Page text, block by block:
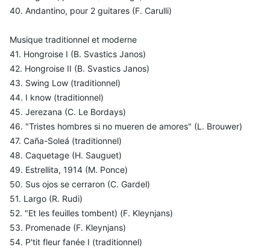
40. Andantino, pour 2 guitares (F. Carulli)
Musique traditionnel et moderne
41. Hongroise I (B. Svastics Janos)
42. Hongroise II (B. Svastics Janos)
43. Swing Low (traditionnel)
44. I know (traditionnel)
45. Jerezana (C. Le Bordays)
46. "Tristes hombres si no mueren de amores" (L. Brouwer)
47. Caña-Soleá (traditionnel)
48. Caquetage (H. Sauguet)
49. Estrellita, 1914 (M. Ponce)
50. Sus ojos se cerraron (C. Gardel)
51. Largo (R. Rudi)
52. "Et les feuilles tombent) (F. Kleynjans)
53. Promenade (F. Kleynjans)
54. P'tit fleur fanée I (traditionnel)